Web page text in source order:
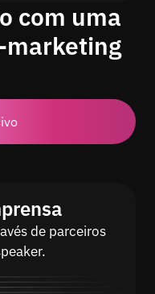
com uma
marketing
de parceiros